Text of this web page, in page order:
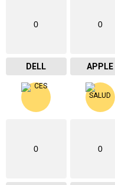
0
DELL
0
APPLE
0 0